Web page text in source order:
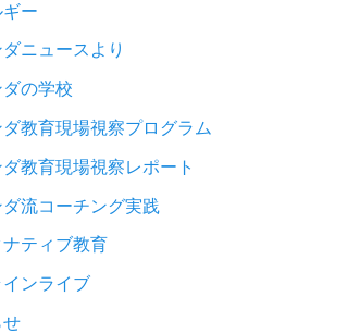
ー
ニュースより
の学校
教育現場視察プログラム
教育現場視察レポート
流コーチング実践
ナティブ教育
インライブ
せ